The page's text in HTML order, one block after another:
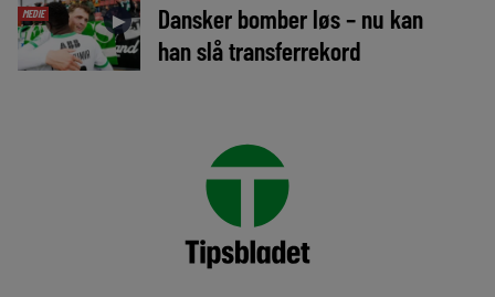
MEDIE ►
Dansker bomber løs – nu kan
han slå transferrekord